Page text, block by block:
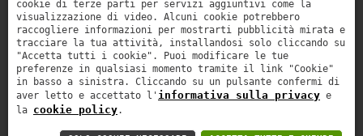
Oliboni Group S.R.L. | REA: 362642 | Cap.Sociale: 12000 € i.v. | P.IVA
03752780233 -Informativa sulla privacy-Cookie policy-
cookie di terze parti per servizi aggiuntivi come la
visualizzazione di video. Alcuni cookie potrebbero
raccogliere informazioni per mostrarti pubblicità mirata e
tracciare la tua attività, installandosi solo cliccando su
"Accetta tutti i cookie". Puoi modificare le tue
preferenze in qualsiasi momento tramite il link "Cookie"
in basso a sinistra. Cliccando su un pulsante confermi di
aver letto e accettato l' informativa sulla privacy e
la cookie policy.